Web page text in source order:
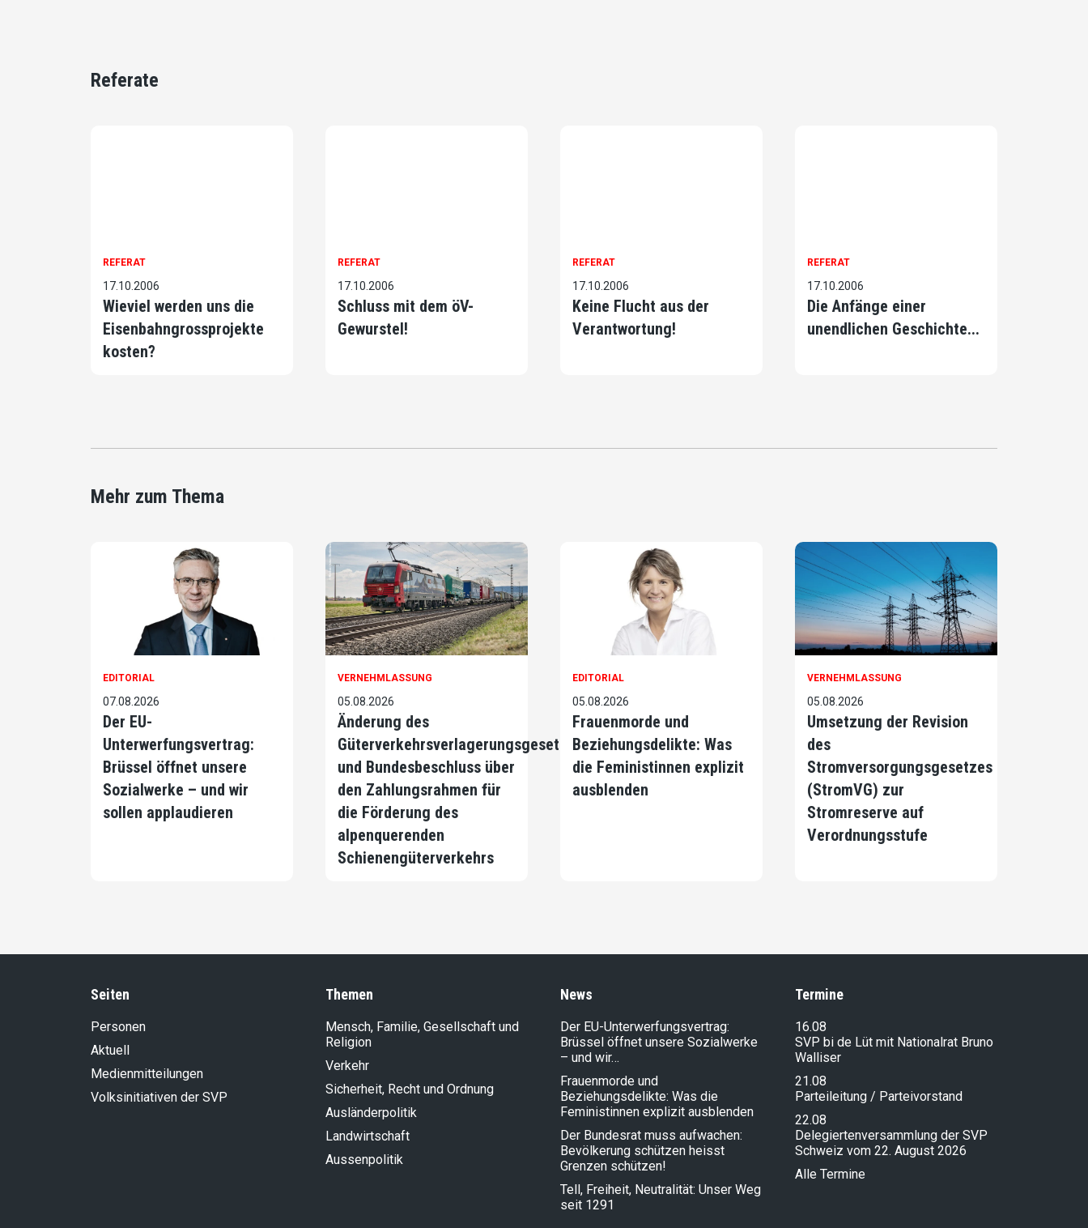
Referate
REFERAT
17.10.2006
Wieviel werden uns die
Eisenbahngrossprojekte
kosten?
REFERAT
17.10.2006
Schluss mit dem öV-
Gewurstel!
REFERAT
17.10.2006
Keine Flucht aus der
Verantwortung!
REFERAT
17.10.2006
Die Anfänge einer
unendlichen Geschichte...
Mehr zum Thema
EDITORIAL
07.08.2026
Der EU-
Unterwerfungsvertrag:
Brüssel öffnet unsere
Sozialwerke – und wir
sollen applaudieren
VERNEHMLASSUNG
05.08.2026
Änderung des
Güterverkehrsverlagerungsgesetzes
und Bundesbeschluss über
den Zahlungsrahmen für
die Förderung des
alpenquerenden
Schienengüterverkehrs
EDITORIAL
05.08.2026
Frauenmorde und
Beziehungsdelikte: Was
die Feministinnen explizit
ausblenden
VERNEHMLASSUNG
05.08.2026
Umsetzung der Revision
des
Stromversorgungsgesetzes
(StromVG) zur
Stromreserve auf
Verordnungsstufe
Seiten
Personen
Aktuell
Medienmitteilungen
Volksinitiativen der SVP
Themen
Mensch, Familie, Gesellschaft und
Religion
Verkehr
Sicherheit, Recht und Ordnung
Ausländer­politik
Landwirt­schaft
Aussenpolitik
News
Der EU-Unterwerfungsvertrag:
Brüssel öffnet unsere Sozialwerke
– und wir…
Frauenmorde und
Beziehungsdelikte: Was die
Feministinnen explizit ausblenden
Der Bundesrat muss aufwachen:
Bevölkerung schützen heisst
Grenzen schützen!
Tell, Freiheit, Neutralität: Unser Weg
seit 1291
Termine
16.08
SVP bi de Lüt mit Nationalrat Bruno
Walliser
21.08
Parteileitung / Parteivorstand
22.08
Delegiertenversammlung der SVP
Schweiz vom 22. August 2026
Alle Termine